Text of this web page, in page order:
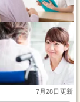
7月28日更新